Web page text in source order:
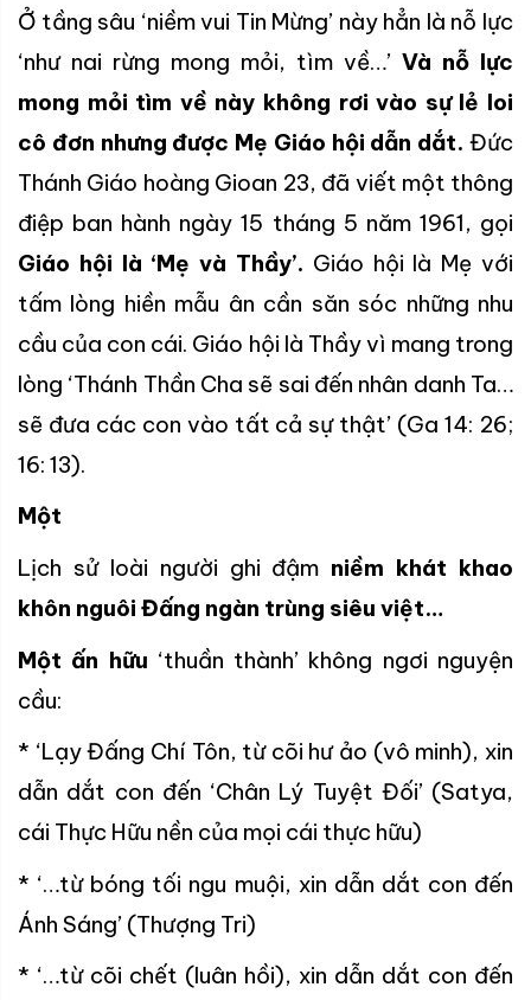
Ở tầng sâu ‘niềm vui Tin Mừng’ này hẳn là nỗ lực
‘như nai rừng mong mỏi, tìm về…’ Và nỗ lực
mong mỏi tìm về này không rơi vào sự lẻ loi
cô đơn nhưng được Mẹ Giáo hội dẫn dắt. Đức
Thánh Giáo hoàng Gioan 23, đã viết một thông
điệp ban hành ngày 15 tháng 5 năm 1961, gọi
Giáo hội là ‘Mẹ và Thầy’. Giáo hội là Mẹ với
tấm lòng hiền mẫu ân cần săn sóc những nhu
cầu của con cái. Giáo hội là Thầy vì mang trong
lòng ‘Thánh Thần Cha sẽ sai đến nhân danh Ta…
sẽ đưa các con vào tất cả sự thật’ (Ga 14: 26;
16: 13).
Một
Lịch sử loài người ghi đậm niềm khát khao
khôn nguôi Đấng ngàn trùng siêu việt…
Một ấn hữu ‘thuần thành’ không ngơi nguyện
cầu:
* ‘Lạy Đấng Chí Tôn, từ cõi hư ảo (vô minh), xin
dẫn dắt con đến ‘Chân Lý Tuyệt Đối’ (Satya,
cái Thực Hữu nền của mọi cái thực hữu)
* ‘…từ bóng tối ngu muội, xin dẫn dắt con đến
Ánh Sáng’ (Thượng Tri)
* ‘…từ cõi chết (luân hồi), xin dẫn dắt con đến